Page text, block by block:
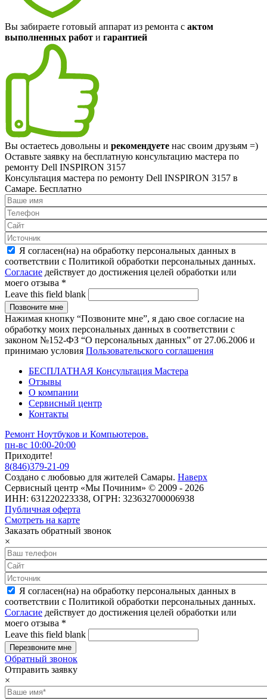
Вы забираете готовый аппарат из ремонта с актом
выполненных работ и гарантией
Вы остаетесь довольны и рекомендуете нас своим друзьям =)
Оставьте заявку на бесплатную консультацию мастера по
ремонту Dell INSPIRON 3157
Консультация мастера по ремонту Dell INSPIRON 3157 в
Самаре. Бесплатно
Я согласен(на) на обработку персональных данных в
соответствии с Политикой обработки персональных данных.
Согласие действует до достижения целей обработки или
моего отзыва *
Leave this field blank
Нажимая кнопку “Позвоните мне”, я даю свое согласие на
обработку моих персональных данных в соответствии с
законом №152-ФЗ “О персональных данных” от 27.06.2006 и
принимаю условия Пользовательского соглашения
БЕСПЛАТНАЯ Консультация Мастера
Отзывы
О компании
Сервисный центр
Контакты
Ремонт Ноутбуков и Компьютеров.
пн-вс 10:00-20:00
Приходите!
8(846)379-21-09
Создано с любовью для жителей Самары. Наверх
Сервисный центр «Мы Починим» © 2009 - 2026
ИНН: 631220223338, ОГРН: 323632700006938
Публичная оферта
Смотреть на карте
Заказать обратный звонок
×
Я согласен(на) на обработку персональных данных в
соответствии с Политикой обработки персональных данных.
Согласие действует до достижения целей обработки или
моего отзыва *
Leave this field blank
Обратный звонок
Отправить заявку
×